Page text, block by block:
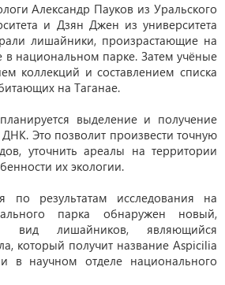
Александр Пауков из Уральского
и Дзян Джен из университета
лишайники, произрастающие на
в национальном парке. Затем учёные
коллекций и составлением списка
на Таганае.
выделение и получение
ДНК. Это позволит произвести точную
уточнить ареалы на территории
их экологии.
по результатам исследования на
парка обнаружен новый,
вид лишайников, являющийся
который получит название Aspicilia
в научном отделе национального